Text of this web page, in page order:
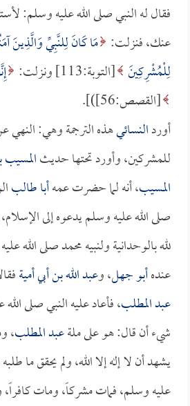
فقال له النبي صلى الله عليه وسلم:
عنك، فنزلت: مَا كَانَ لِلنَّبِيِّ وَالَّذِينَ
لِلْمُشْرِكِينَ [التوبة:113] ونزلت:
[القصص:56])].
أوردالنسائيهذه الترجمة وهي: النهي
للمشركين، وأورد تحتها حديث
المسيب، أنه لما حضرت عمهأبا طالب
صلى الله عليه وسلم يدعوه إلى
لله بالوحدانية ولنبيه محمد صلى الله
عندهأبو جهل، وعبد الله بن أبي أمية
عبد المطلب، فأعاد عليه النبي صلى
شيء أن قال: هو على ملةعبد المطلب،
يشهد أن لا إله إلا الله، ولم يحقق ما
عليه وسلم، فمات مشركاً، ومات كافراً،